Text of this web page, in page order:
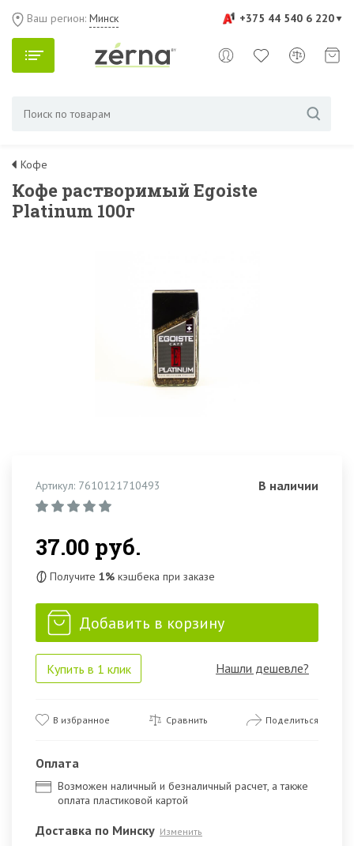
+375 44 540 6 220
Ваш регион: Минск
Кофе
Кофе растворимый Egoiste
Platinum 100г
Артикул: 7610121710493 В наличии
37.00 руб.
Получите 1% кэшбека при заказе
Добавить в корзину
Купить в 1 клик Нашли дешевле?
В избранное Сравнить Поделиться
Оплата
Возможен наличный и безналичный расчет, а также
оплата пластиковой картой
Доставка по Минску Изменить